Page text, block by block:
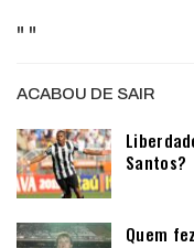
" "
ACABOU DE SAIR
Santos?
Quem